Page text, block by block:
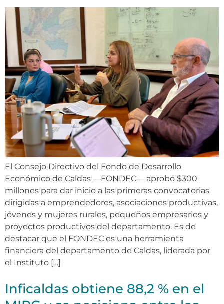
El Consejo Directivo del Fondo de Desarrollo
Económico de Caldas —FONDEC— aprobó $300
millones para dar inicio a las primeras convocatorias
dirigidas a emprendedores, asociaciones productivas,
jóvenes y mujeres rurales, pequeños empresarios y
proyectos productivos del departamento. Es de
destacar que el FONDEC es una herramienta
financiera del departamento de Caldas, liderada por
el Instituto […]
Inficaldas obtiene 88,2 % en el